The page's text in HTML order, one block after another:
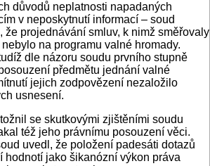
důvodů neplatnosti napadaných
v neposkytnutí informací – soud
že projednávání smluv, k nimž směřovaly
na programu valné hromady.
dle názoru soudu prvního stupně
předmětu jednání valné
jejich zodpovězení nezaložilo
usnesení.
se skutkovými zjištěními soudu
též jeho právnímu posouzení věci.
uvedl, že položení padesáti dotazů
hodnotí jako šikanózní výkon práva